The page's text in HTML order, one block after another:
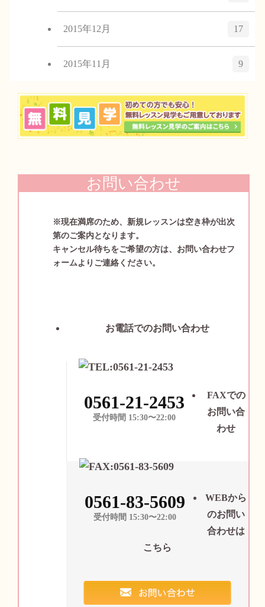
2015年12月 17
2015年11月 9
お問い合わせ
※現在満席のため、新規レッスンは空き枠が出次
第のご案内となります。
キャンセル待ちをご希望の方は、お問い合わせフ
ォームよりご連絡ください。
お電話でのお問い合わせ
0561-21-2453
受付時間 15:30〜22:00
FAXでの
お問い合
わせ
0561-83-5609
受付時間 15:30〜22:00
WEBから
のお問い
合わせは
こちら